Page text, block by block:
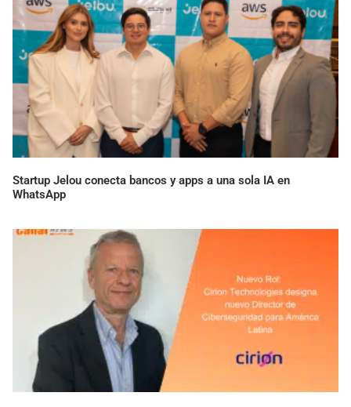
Startup Jelou conecta bancos y apps a una sola IA en
WhatsApp